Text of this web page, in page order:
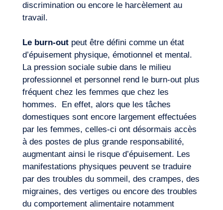
discrimination ou encore le harcèlement au
travail.
Le burn-outpeut être défini comme un état
d’épuisement physique, émotionnel et mental.
La pression sociale subie dans le milieu
professionnel et personnel rend le burn-out plus
fréquent chez les femmes que chez les
hommes. En effet, alors que les tâches
domestiques sont encore largement effectuées
par les femmes, celles-ci ont désormais accès
à des postes de plus grande responsabilité,
augmentant ainsi le risque d’épuisement. Les
manifestations physiques peuvent se traduire
par des troubles du sommeil, des crampes, des
migraines, des vertiges ou encore des troubles
du comportement alimentaire notamment